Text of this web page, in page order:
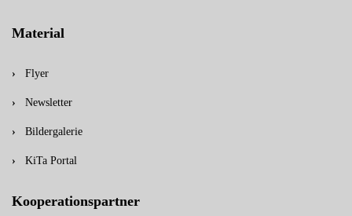
Material
Flyer
Newsletter
Bildergalerie
KiTa Portal
Kooperationspartner